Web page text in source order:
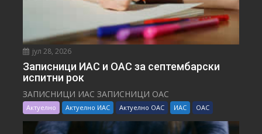
јул 28, 2026
Записници ИАС и ОАС за септембарски
испитни рок
ЗАПИСНИЦИ ИАС ЗАПИСНИЦИ ОАС
Актуелно Актуелно ИАС Актуелно ОАС ИАС ОАС